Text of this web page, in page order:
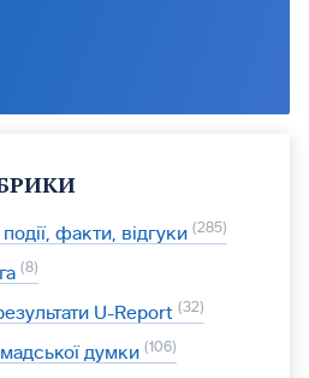
факти, відгуки 285
8
U-Report 32
думки 106